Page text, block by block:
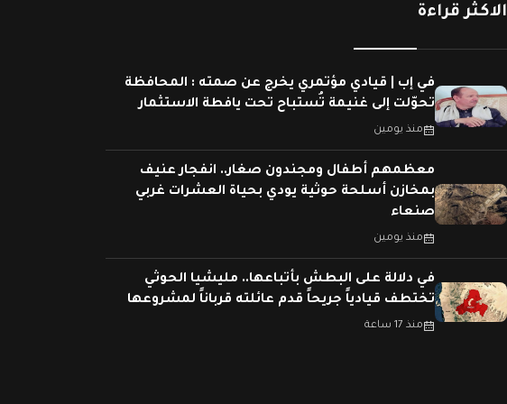
الاكثر قراءة
في إب | قيادي مؤتمري يخرج عن صمته : المحافظة
تحوّلت إلى غنيمة تُستباح تحت يافطة الاستثمار
منذ يومين
معظمهم أطفال ومجندون صغار.. انفجار عنيف
بمخازن أسلحة حوثية يودي بحياة العشرات غربي
صنعاء
منذ يومين
في دلالة على البطش بأتباعها.. مليشيا الحوثي
تختطف قيادياً جريحاً قدم عائلته قرباناً لمشروعها
منذ 17 ساعة